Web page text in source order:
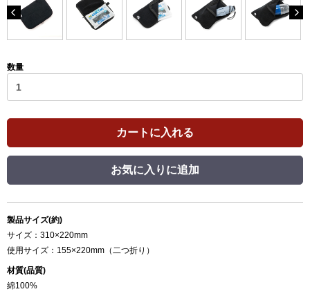
数量
カートに入れる
お気に入りに追加
製品サイズ(約)
サイズ：310×220mm
使用サイズ：155×220mm（二つ折り）
材質(品質)
綿100%